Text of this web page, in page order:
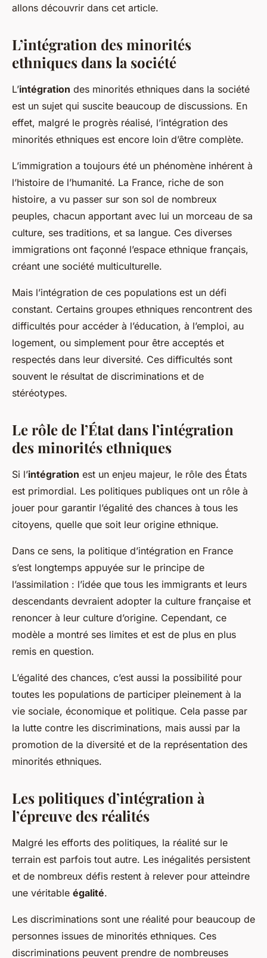
allons découvrir dans cet article.
L’intégration des minorités
ethniques dans la société
L’intégration des minorités ethniques dans la société
est un sujet qui suscite beaucoup de discussions. En
effet, malgré le progrès réalisé, l’intégration des
minorités ethniques est encore loin d’être complète.
L’immigration a toujours été un phénomène inhérent à
l’histoire de l’humanité. La France, riche de son
histoire, a vu passer sur son sol de nombreux
peuples, chacun apportant avec lui un morceau de sa
culture, ses traditions, et sa langue. Ces diverses
immigrations ont façonné l’espace ethnique français,
créant une société multiculturelle.
Mais l’intégration de ces populations est un défi
constant. Certains groupes ethniques rencontrent des
difficultés pour accéder à l’éducation, à l’emploi, au
logement, ou simplement pour être acceptés et
respectés dans leur diversité. Ces difficultés sont
souvent le résultat de discriminations et de
stéréotypes.
Le rôle de l’État dans l’intégration
des minorités ethniques
Si l’intégration est un enjeu majeur, le rôle des États
est primordial. Les politiques publiques ont un rôle à
jouer pour garantir l’égalité des chances à tous les
citoyens, quelle que soit leur origine ethnique.
Dans ce sens, la politique d’intégration en France
s’est longtemps appuyée sur le principe de
l’assimilation : l’idée que tous les immigrants et leurs
descendants devraient adopter la culture française et
renoncer à leur culture d’origine. Cependant, ce
modèle a montré ses limites et est de plus en plus
remis en question.
L’égalité des chances, c’est aussi la possibilité pour
toutes les populations de participer pleinement à la
vie sociale, économique et politique. Cela passe par
la lutte contre les discriminations, mais aussi par la
promotion de la diversité et de la représentation des
minorités ethniques.
Les politiques d’intégration à
l’épreuve des réalités
Malgré les efforts des politiques, la réalité sur le
terrain est parfois tout autre. Les inégalités persistent
et de nombreux défis restent à relever pour atteindre
une véritable égalité.
Les discriminations sont une réalité pour beaucoup de
personnes issues de minorités ethniques. Ces
discriminations peuvent prendre de nombreuses